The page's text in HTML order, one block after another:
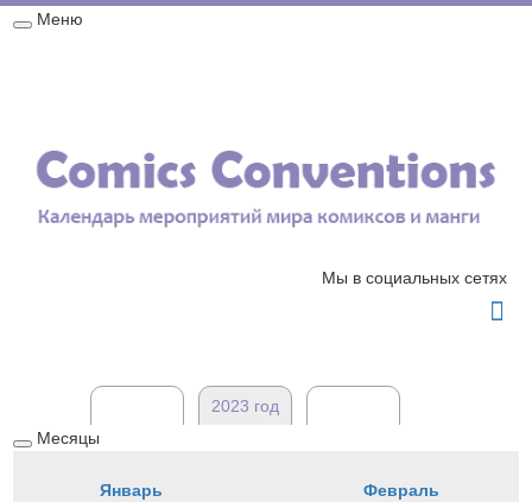
Меню
Мы в социальных сетях

2023 год
Месяцы
Январь Февраль